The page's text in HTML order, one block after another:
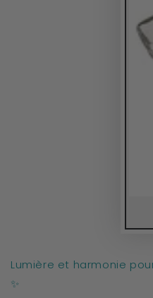
Lumière et harmonie
✨